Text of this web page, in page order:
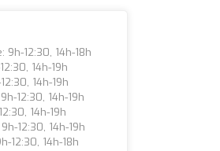
9h-12:30, 14h-18h
14h-19h
14h-19h
12:30, 14h-19h
14h-19h
12:30, 14h-19h
12:30, 14h-18h